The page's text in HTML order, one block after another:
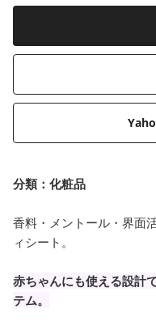
分類： 化粧品
香料・メントール・界面
ィシート。
赤ちゃんにも使える設計
テム。